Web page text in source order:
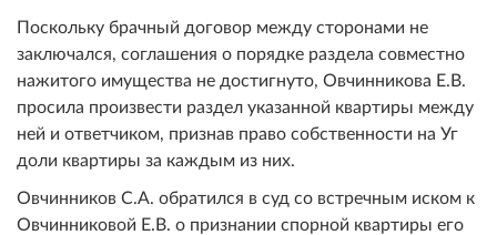
Поскольку брачный договор между сторонами не
заключался, соглашения о порядке раздела совместно
нажитого имущества не достигнуто, Овчинникова Е.В.
просила произвести раздел указанной квартиры между
ней и ответчиком, признав право собственности на Уг
доли квартиры за каждым из них.
Овчинников С.А. обратился в суд со встречным иском к
Овчинниковой Е.В. о признании спорной квартиры его